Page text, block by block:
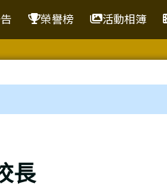
榮譽榜 活動相簿
長